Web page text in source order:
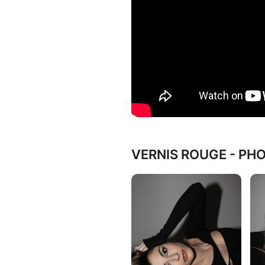
VERNIS ROUGE -